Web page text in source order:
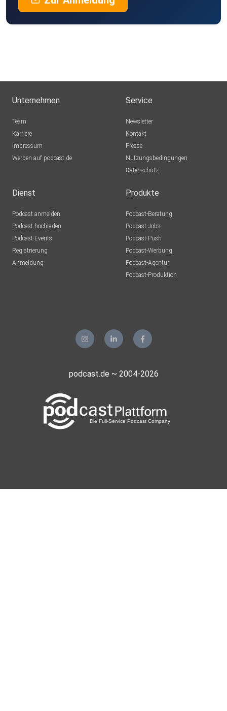
Unternehmen
Team
Karriere
Impressum
Werben auf podcast.de
Service
Newsletter
Kontakt
Presse
Nutzungsbedingungen
Datenschutz
Dienst
Podcast anmelden
Podcast hochladen
Podcast-Events
Registrierung
Anmeldung
Produkte
Podcast-Beratung
Podcast-Jobs
Podcast-Push
Podcast-Werbung
Podcast-Agentur
Podcast-Produktion
podcast.de ~ 2004-2026